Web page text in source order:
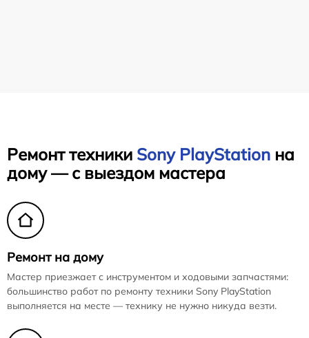
Ремонт техники Sony PlayStation на
дому — с выездом мастера
Ремонт на дому
Мастер приезжает с инструментом и ходовыми запчастями:
большинство работ по ремонту техники Sony PlayStation
выполняется на месте — технику не нужно никуда везти.